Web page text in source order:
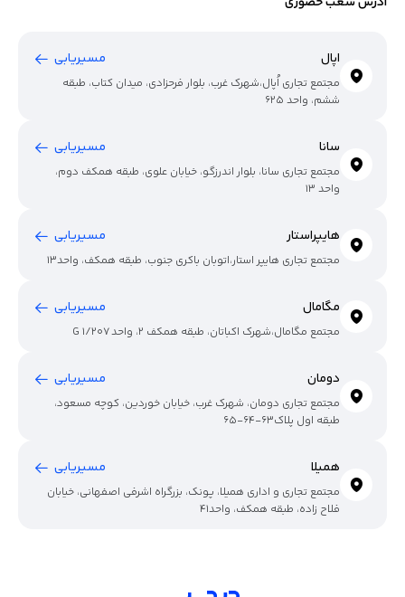
اپال مسیریابی
مجتمع تجاری اُپال،شهرک غرب، بلوار فرحزادی، میدان کتاب، طبقه
ششم، واحد 625
سانا مسیریابی
مجتمع تجاری سانا، بلوار اندرزگو، خیابان علوی، طبقه همکف دوم،
واحد 13
هایپراستار مسیریابی
مجتمع تجاری هایپر استار،اتوبان باکری جنوب، طبقه همکف، واحد13
مگامال مسیریابی
مجتمع مگامال،شهرک اکباتان، طبقه همکف 2، واحد 1/207 G
دومان مسیریابی
مجتمع تجاری دومان، شهرک غرب، خیابان خوردین، کوچه مسعود،
طبقه اول پلاک63-64-65
همیلا مسیریابی
مجتمع تجاری و اداری همیلا، پونک، بزرگراه اشرفی اصفهانی، خیابان
فلاح زاده، طبقه همکف، واحد41